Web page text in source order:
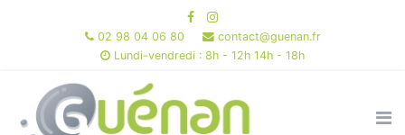
02 98 04 06 80
contact@guenan.fr
Lundi-vendredi : 8h - 12h 14h - 18h